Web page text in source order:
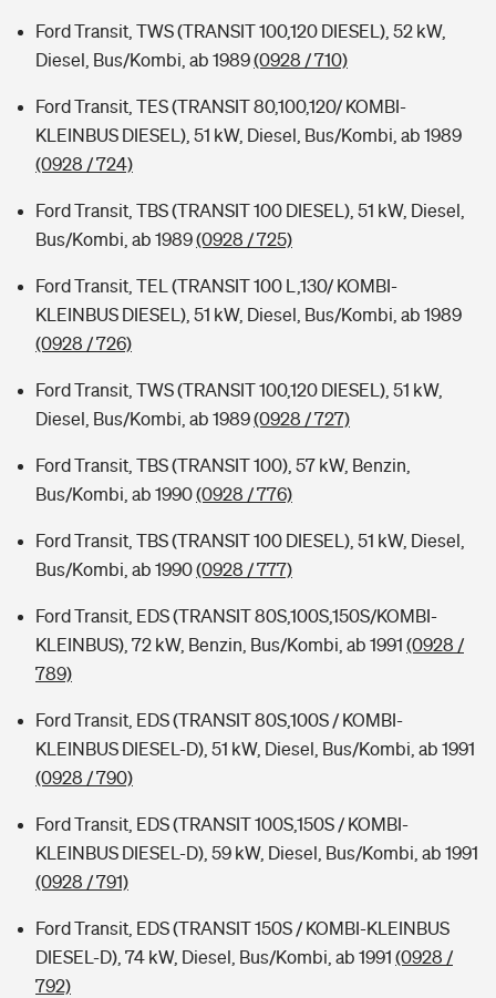
Ford Transit, TWS (TRANSIT 100,120 DIESEL), 52 kW,
Diesel, Bus/Kombi, ab 1989(0928 / 710)
Ford Transit, TES (TRANSIT 80,100,120/ KOMBI-
KLEINBUS DIESEL), 51 kW, Diesel, Bus/Kombi, ab 1989
(0928 / 724)
Ford Transit, TBS (TRANSIT 100 DIESEL), 51 kW, Diesel,
Bus/Kombi, ab 1989(0928 / 725)
Ford Transit, TEL (TRANSIT 100 L,130/ KOMBI-
KLEINBUS DIESEL), 51 kW, Diesel, Bus/Kombi, ab 1989
(0928 / 726)
Ford Transit, TWS (TRANSIT 100,120 DIESEL), 51 kW,
Diesel, Bus/Kombi, ab 1989(0928 / 727)
Ford Transit, TBS (TRANSIT 100), 57 kW, Benzin,
Bus/Kombi, ab 1990(0928 / 776)
Ford Transit, TBS (TRANSIT 100 DIESEL), 51 kW, Diesel,
Bus/Kombi, ab 1990(0928 / 777)
Ford Transit, EDS (TRANSIT 80S,100S,150S/KOMBI-
KLEINBUS), 72 kW, Benzin, Bus/Kombi, ab 1991 (0928 /
789)
Ford Transit, EDS (TRANSIT 80S,100S / KOMBI-
KLEINBUS DIESEL-D), 51 kW, Diesel, Bus/Kombi, ab 1991
(0928 / 790)
Ford Transit, EDS (TRANSIT 100S,150S / KOMBI-
KLEINBUS DIESEL-D), 59 kW, Diesel, Bus/Kombi, ab 1991
(0928 / 791)
Ford Transit, EDS (TRANSIT 150S / KOMBI-KLEINBUS
DIESEL-D), 74 kW, Diesel, Bus/Kombi, ab 1991 (0928 /
792)